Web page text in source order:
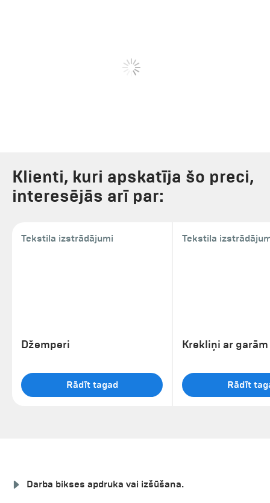
Klienti, kuri apskatīja šo preci,
interesējās arī par:
Tekstila izstrādājumi
Džemperi
Rādīt tagad
Tekstila
Rādīt
Darba bikses apdruka vai izšūšana.